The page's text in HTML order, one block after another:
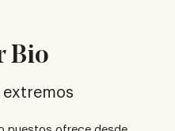
Bio